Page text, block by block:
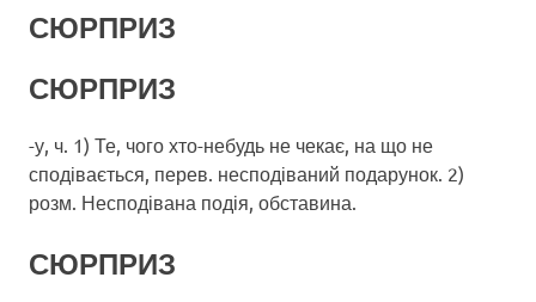
СЮРПРИЗ
СЮРПРИЗ
-у, ч. 1) Те, чого хто-небудь не чекає, на що не
сподівається, перев. несподіваний подарунок. 2)
розм. Несподівана подія, обставина.
СЮРПРИЗ